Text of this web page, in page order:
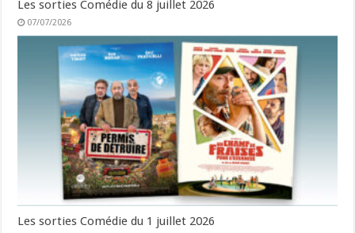
Les sorties Comédie du 8 juillet 2026
07/07/2026
Les sorties Comédie du 1 juillet 2026